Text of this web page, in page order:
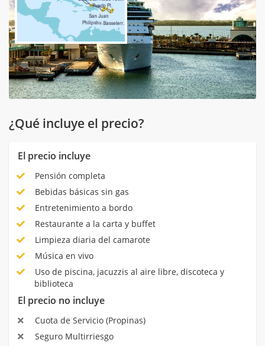
¿Qué incluye el precio?
El precio incluye
Pensión completa
Bebidas básicas sin gas
Entretenimiento a bordo
Restaurante a la carta y buffet
Limpieza diaria del camarote
Música en vivo
Uso de piscina, jacuzzis al aire libre, discoteca y
biblioteca
El precio no incluye
Cuota de Servicio (Propinas)
Seguro Multirriesgo